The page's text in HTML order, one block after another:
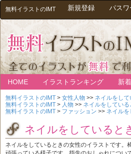
無料イラストのIMT 新規登録 パス
HOME イラストランキング 新着
無料イラストのIMT > 女性人物 >> ネイルをし
無料イラストのIMT > 人物 >> ネイルをしてい
無料イラストのIMT > ファッション >> ネイル
ネイルをしていると
ネイルをしているときの女性のイラストです